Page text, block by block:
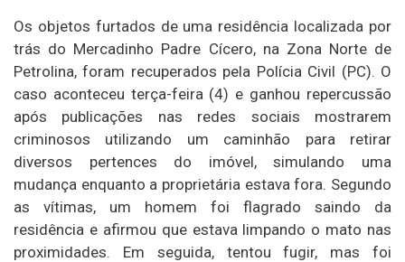
Os objetos furtados de uma residência localizada por
trás do Mercadinho Padre Cícero, na Zona Norte de
Petrolina, foram recuperados pela Polícia Civil (PC). O
caso aconteceu terça-feira (4) e ganhou repercussão
após publicações nas redes sociais mostrarem
criminosos utilizando um caminhão para retirar
diversos pertences do imóvel, simulando uma
mudança enquanto a proprietária estava fora. Segundo
as vítimas, um homem foi flagrado saindo da
residência e afirmou que estava limpando o mato nas
proximidades. Em seguida, tentou fugir, mas foi